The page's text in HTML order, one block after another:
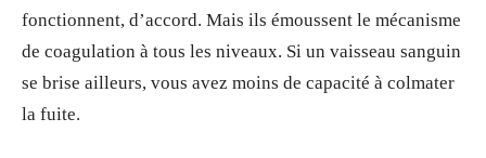
fonctionnent, d’accord. Mais ils émoussent le mécanisme
de coagulation à tous les niveaux. Si un vaisseau sanguin
se brise ailleurs, vous avez moins de capacité à colmater
la fuite.